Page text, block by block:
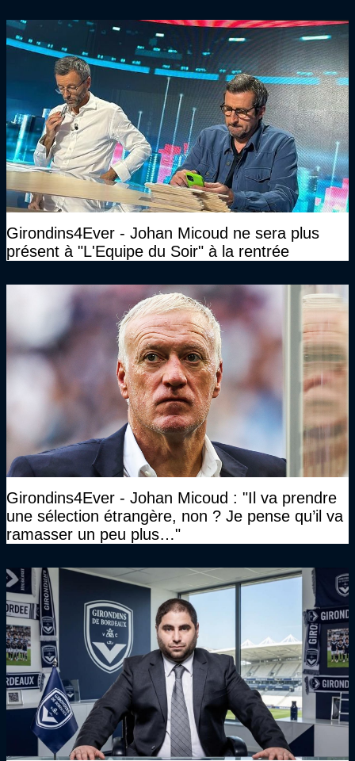
Girondins4Ever - Johan Micoud ne sera plus
présent à "L'Equipe du Soir" à la rentrée
Girondins4Ever - Johan Micoud : "Il va prendre
une sélection étrangère, non ? Je pense qu’il va
ramasser un peu plus…"